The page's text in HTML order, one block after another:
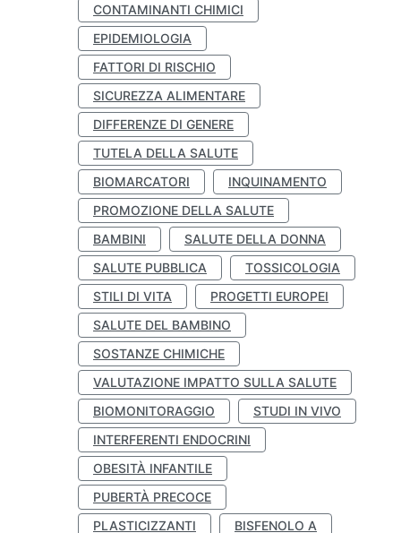
CONTAMINANTI CHIMICI
EPIDEMIOLOGIA
FATTORI DI RISCHIO
SICUREZZA ALIMENTARE
DIFFERENZE DI GENERE
TUTELA DELLA SALUTE
BIOMARCATORI
INQUINAMENTO
PROMOZIONE DELLA SALUTE
BAMBINI
SALUTE DELLA DONNA
SALUTE PUBBLICA
TOSSICOLOGIA
STILI DI VITA
PROGETTI EUROPEI
SALUTE DEL BAMBINO
SOSTANZE CHIMICHE
VALUTAZIONE IMPATTO SULLA SALUTE
BIOMONITORAGGIO
STUDI IN VIVO
INTERFERENTI ENDOCRINI
OBESITÀ INFANTILE
PUBERTÀ PRECOCE
PLASTICIZZANTI
BISFENOLO A